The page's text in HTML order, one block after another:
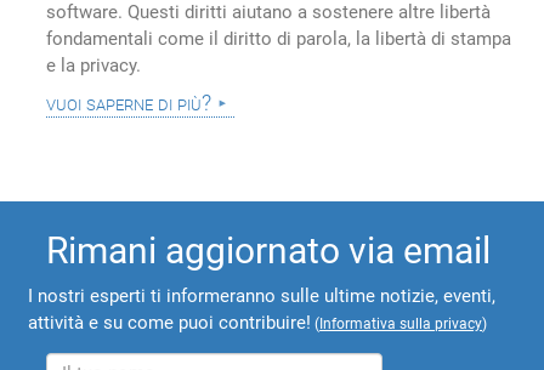
software. Questi diritti aiutano a sostenere altre libertà
fondamentali come il diritto di parola, la libertà di stampa
e la privacy.
vuoi saperne di più?
Rimani aggiornato via email
I nostri esperti ti informeranno sulle ultime notizie, eventi,
attività e su come puoi contribuire! (Informativa sulla privacy)